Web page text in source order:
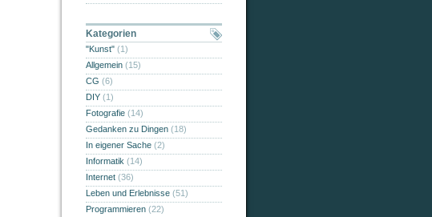
Kategorien
"Kunst" (1)
Allgemein (15)
CG (6)
DIY (1)
Fotografie (14)
Gedanken zu Dingen (18)
In eigener Sache (2)
Informatik (14)
Internet (36)
Leben und Erlebnisse (51)
Programmieren (22)